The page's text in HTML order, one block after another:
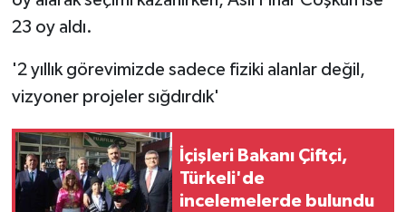
23 oy aldı.
'2 yıllık görevimizde sadece fiziki alanlar değil,
vizyoner projeler sığdırdık'
İçişleri Bakanı Çiftçi,
Türkeli'de
incelemelerde bulundu